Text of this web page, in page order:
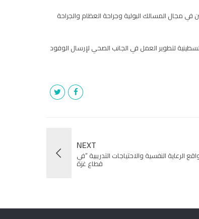
في مجال المسالك البولية وجراحة العظام والجراحة
لتطوير العمل في الجانب الصحي لإرسال الوفود
NEXT
الرعاية النفسية والاحتياجات التدريبية “في
قطاع غزة